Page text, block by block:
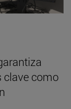
clave como